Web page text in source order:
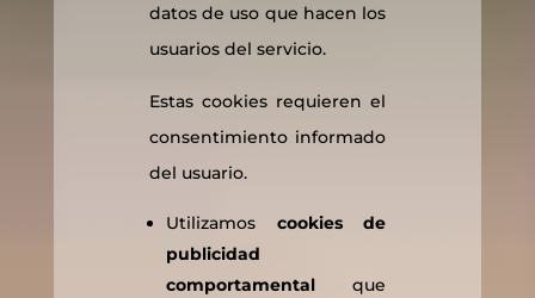
datos de uso que hacen los
usuarios del servicio.
Estas cookies requieren el
consentimiento informado
del usuario.
Utilizamos cookies de
publicidad
comportamental que